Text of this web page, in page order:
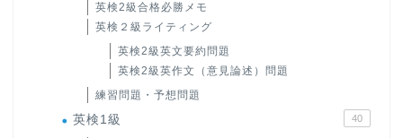
英検2級合格必勝メモ
英検２級ライティング
英検2級英文要約問題
英検2級英作文（意見論述）問題
練習問題・予想問題
英検1級 40